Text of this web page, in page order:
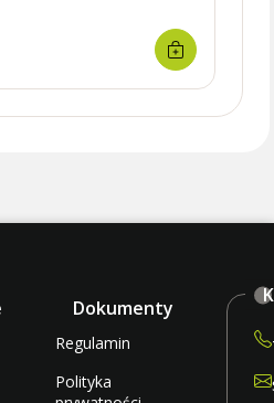
Dokumenty
Regulamin
Polityka